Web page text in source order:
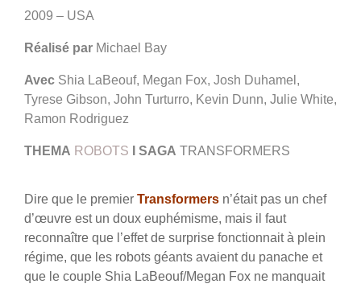
2009 – USA
Réalisé par Michael Bay
Avec Shia LaBeouf, Megan Fox, Josh Duhamel,
Tyrese Gibson, John Turturro, Kevin Dunn, Julie White,
Ramon Rodriguez
THEMA ROBOTS SAGA TRANSFORMERS
Dire que le premier Transformers n’était pas un chef
d’œuvre est un doux euphémisme, mais il faut
reconnaître que l’effet de surprise fonctionnait à plein
régime, que les robots géants avaient du panache et
que le couple Shia LaBeouf/Megan Fox ne manquait